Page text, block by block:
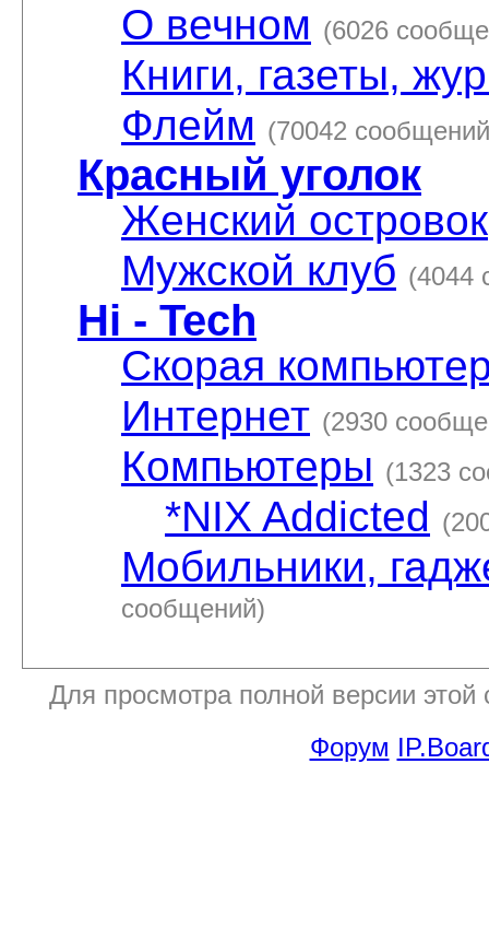
О вечном (6026
Книги, газеты,
Флейм (70042
Красный уголок
Женский островок
Мужской клуб (4044
Hi - Tech
Скорая
Интернет (2930
Компьютеры (1323
*NIX Addicted
Мобильники,
сообщений)
Для просмотра полной версии
Форум